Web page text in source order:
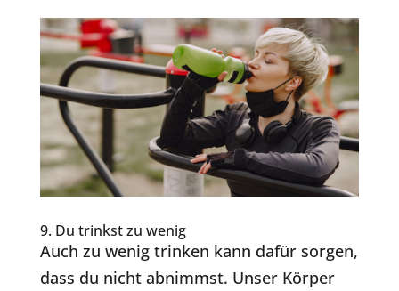
9. Du trinkst zu wenig
Auch zu wenig trinken kann dafür sorgen,
dass du nicht abnimmst. Unser Körper